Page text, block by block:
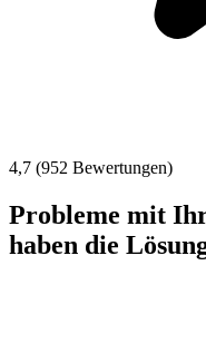
4,7 (952 Bewertungen)
Probleme mit
haben die